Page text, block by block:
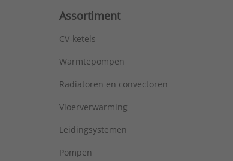
Assortiment
CV-ketels
Warmtepompen
Radiatoren en convectoren
Vloerverwarming
Leidingsystemen
Pompen